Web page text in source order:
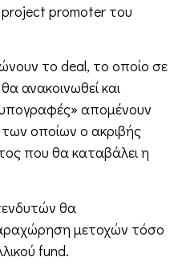
promoter του
το deal, το οποίο σε
ανακοινωθεί και
απομένουν
των οποίων ο ακριβής
που θα καταβάλει η
θα
μετοχών τόσο
fund.